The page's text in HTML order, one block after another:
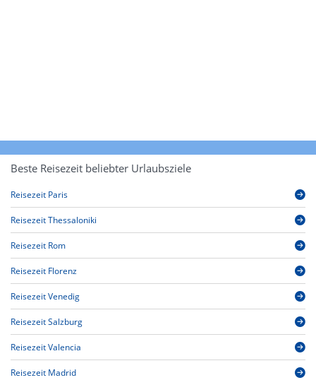
Beste Reisezeit beliebter Urlaubsziele
Reisezeit Paris
Reisezeit Thessaloniki
Reisezeit Rom
Reisezeit Florenz
Reisezeit Venedig
Reisezeit Salzburg
Reisezeit Valencia
Reisezeit Madrid